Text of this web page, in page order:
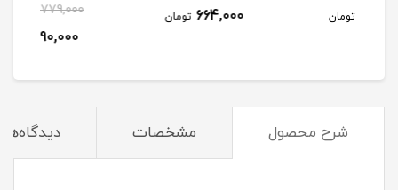
تومان 12٪
تومان
شرح محصول مشخصات دیدگاه‌ها